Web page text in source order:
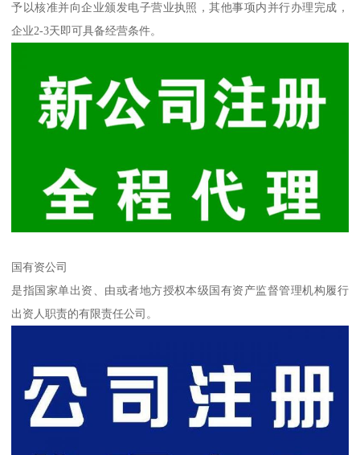
予以核准并向企业颁发电子营业执照，其他事项内并行办理完成，
企业2-3天即可具备经营条件。
国有资公司
是指国家单出资、由或者地方授权本级国有资产监督管理机构履行
出资人职责的有限责任公司。